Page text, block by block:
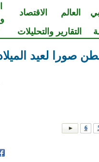
العالم الاقتصاد
التقارير والتحليلات
صورا لعيد
6